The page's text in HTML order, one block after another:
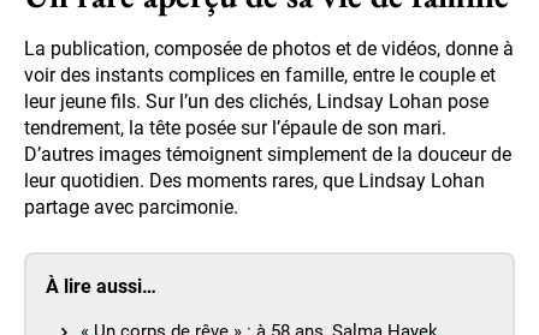
La publication, composée de photos et de vidéos, donne à
voir des instants complices en famille, entre le couple et
leur jeune fils. Sur l’un des clichés, Lindsay Lohan pose
tendrement, la tête posée sur l’épaule de son mari.
D’autres images témoignent simplement de la douceur de
leur quotidien. Des moments rares, que Lindsay Lohan
partage avec parcimonie.
À lire aussi…